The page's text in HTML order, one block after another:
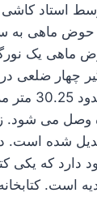
1372توسط استاد
حوض ماهی به
ماهی یک
چهار ضلعی
وصل می شود.
شده است.
که یکی